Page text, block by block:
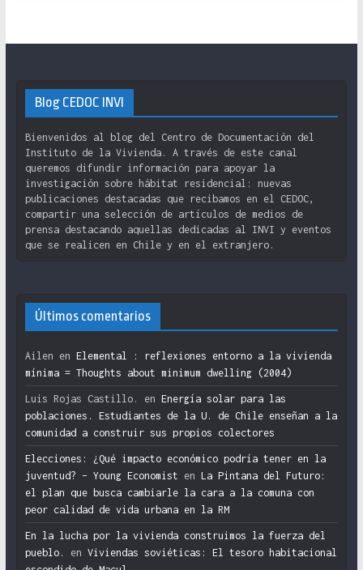
Blog CEDOC INVI
Bienvenidos al blog del Centro de Documentación del
Instituto de la Vivienda. A través de este canal
queremos difundir información para apoyar la
investigación sobre hábitat residencial: nuevas
publicaciones destacadas que recibamos en el CEDOC,
compartir una selección de artículos de medios de
prensa destacando aquellas dedicadas al INVI y eventos
que se realicen en Chile y en el extranjero.
Últimos comentarios
Ailen en Elemental : reflexiones entorno a la vivienda
mínima = Thoughts about minimum dwelling (2004)
Luis Rojas Castillo. en Energía solar para las
poblaciones. Estudiantes de la U. de Chile enseñan a la
comunidad a construir sus propios colectores
Elecciones: ¿Qué impacto económico podría tener en la
juventud? – Young Economist en La Pintana del Futuro:
el plan que busca cambiarle la cara a la comuna con
peor calidad de vida urbana en la RM
En la lucha por la vivienda construimos la fuerza del
pueblo.
en Viviendas soviéticas: El tesoro habitacional